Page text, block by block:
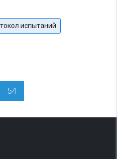
испытаний
54